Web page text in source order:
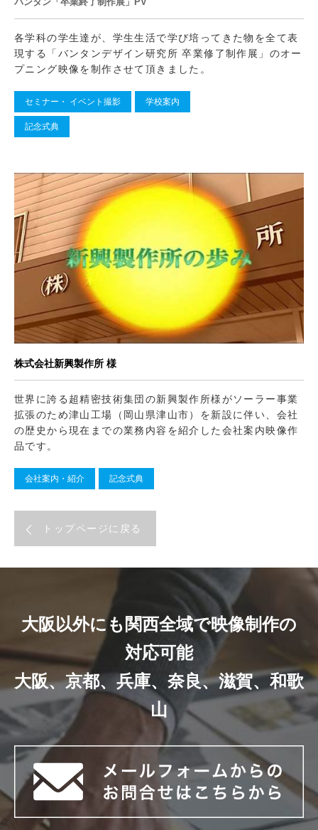
バンタン「卒業終了制作展」PV
各学科の学生達が、学生生活で学び培ってきた物を全て表
現する「バンタンデザイン研究所 卒業修了制作展」のオー
プニング映像を制作させて頂きました。
セミナー・ イベント撮影 学校案内
記念式典
株式会社新興製作所 様
世界に誇る超精密技術集団の新興製作所様がソーラー事業
拡張のため津山工場（岡山県津山市）を新設に伴い、会社
の歴史から現在までの業務内容を紹介した会社案内映像作
品です。
会社案内・紹介 記念式典
トップページに戻る
大阪以外にも関西全域で映像制作の
対応可能
大阪、京都、兵庫、奈良、滋賀、和歌
山